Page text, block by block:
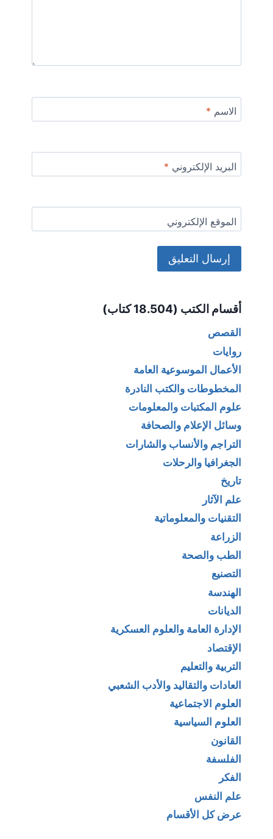
الاسم *
البريد الإلكتروني *
الموقع الإلكتروني
أقسام الكتب (18.504 كتاب)
القصص
روايات
الأعمال الموسوعية العامة
المخطوطات والكتب النادرة
علوم المكتبات والمعلومات
وسائل الإعلام والصحافة
التراجم والأنساب والشارات
الجغرافيا والرحلات
تاريخ
علم الآثار
التقنيات والمعلوماتية
الزراعة
الطب والصحة
التصنيع
الهندسة
الديانات
الإدارة العامة والعلوم العسكرية
الإقتصاد
التربية والتعليم
العادات والتقاليد والأدب الشعبي
العلوم الاجتماعية
العلوم السياسية
القانون
الفلسفة
الفكر
علم النفس
عرض كل الأقسام